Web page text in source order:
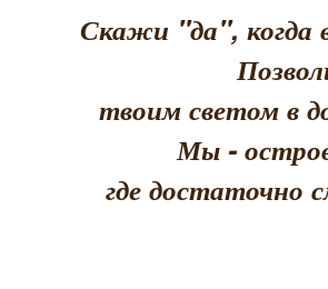
Скажи "да", когда
твоим светом в
Мы -
где достаточно